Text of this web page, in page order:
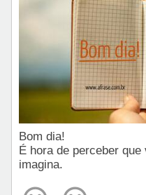
Bom dia!
É hora de perceber
imagina.